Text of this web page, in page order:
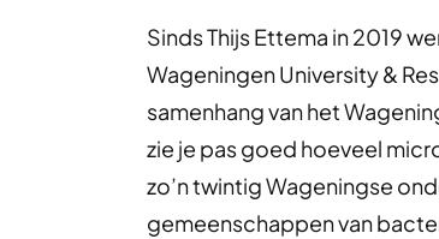
Sinds Thijs Ettema in 2019
Wageningen University &
samenhang van het
zie je pas goed hoeveel
zo’n twintig Wageningse
gemeenschappen van